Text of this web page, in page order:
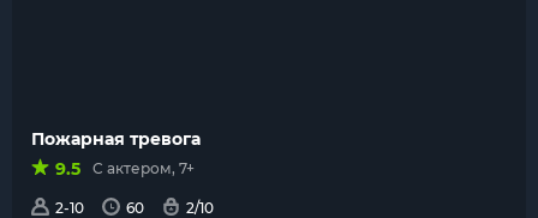
Пожарная тревога
9.5
С актером, 7+
2-10 60
2/10